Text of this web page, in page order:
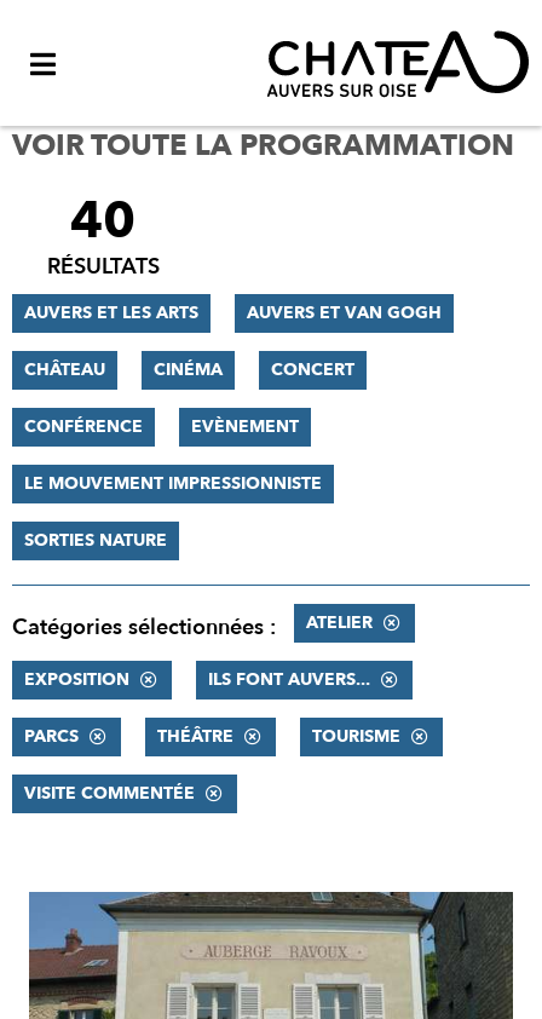
VOIR TOUTE LA PROGRAMMATION
FILTRER
RÉSULTATS
40
RÉSULTATS
AUVERS ET LES ARTS AUVERS ET VAN GOGH
CHÂTEAU CINÉMA CONCERT
CONFÉRENCE EVÈNEMENT
LE MOUVEMENT IMPRESSIONNISTE
SORTIES NATURE
Catégories sélectionnées : ATELIER
EXPOSITION ILS FONT AUVERS...
PARCS THÉÂTRE TOURISME
VISITE COMMENTÉE
RÉSULTATS